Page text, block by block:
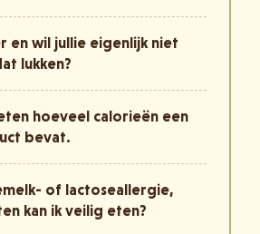
en wil jullie eigenlijk niet
lukken?
hoeveel calorieën een
bevat.
of lactoseallergie,
kan ik veilig eten?